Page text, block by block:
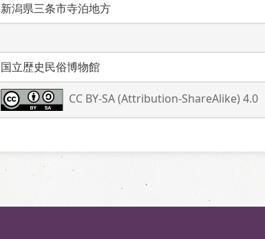
新潟県三条市寺泊地方
国立歴史民俗博物館
CC BY-SA (Attribution-ShareAlike) 4.0